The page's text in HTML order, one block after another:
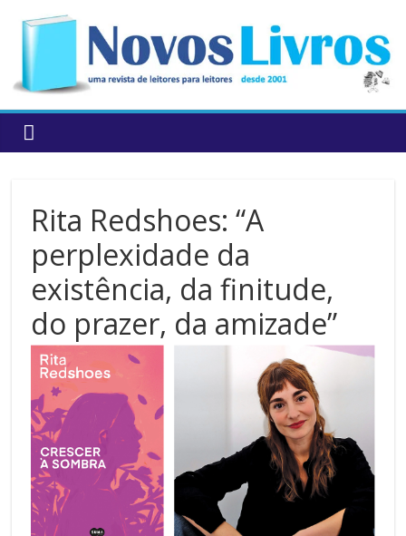
content
Rita Redshoes: “A
perplexidade da
existência, da finitude,
do prazer, da amizade”